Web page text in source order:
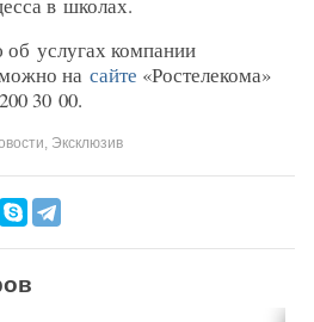
услугах компании
можно насайте «Ростелекома»
30 00.
, Эксклюзив